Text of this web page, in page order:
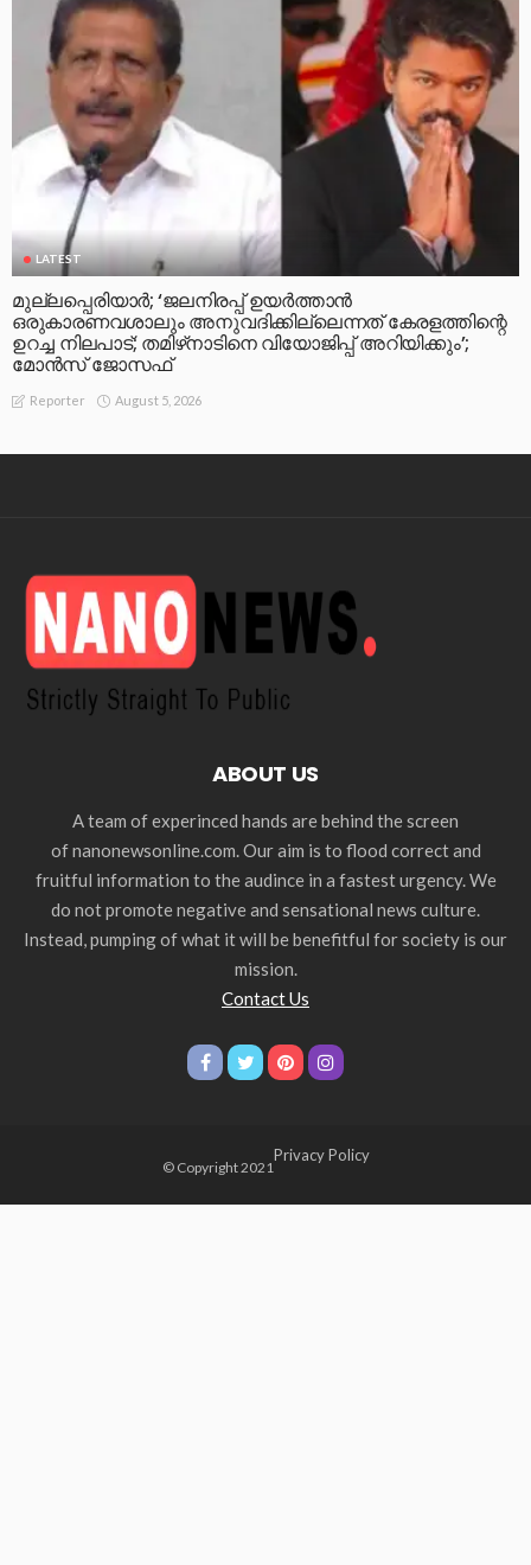
LATEST
മുല്ലപ്പെരിയാര്‍; ‘ജലനിരപ്പ് ഉയര്‍ത്താന്‍
ഒരുകാരണവശാലും അനുവദിക്കില്ലെന്നത് കേരളത്തിന്റെ
ഉറച്ച നിലപാട്; തമിഴ്‌നാടിനെ വിയോജിപ്പ് അറിയിക്കും’;
മോന്‍സ് ജോസഫ്
Reporter August 5, 2026
ABOUT US
A team of experinced hands are behind the screen
of nanonewsonline.com. Our aim is to flood correct and
fruitful information to the audince in a fastest urgency. We
do not promote negative and sensational news culture.
Instead, pumping of what it will be benefitful for society is our
mission.
Contact Us
© Copyright 2021
Privacy Policy